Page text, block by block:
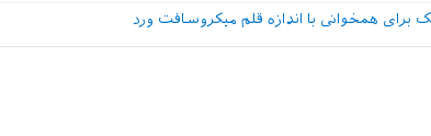
برای همخوانی با اندازه قلم میکروسافت ورد